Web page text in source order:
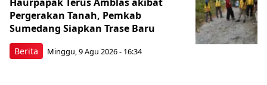
Berita
Pergerakan Tanah, Pemkab
Sumedang Siapkan Trase Baru
Minggu, 9 Agu 2026 - 16:34